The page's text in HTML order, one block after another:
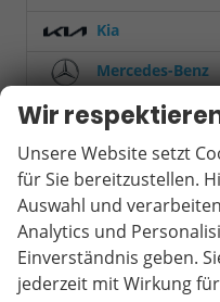
Kia
Mercedes-Benz
MINI
Mitsubishi
Nissan
Opel
Peugeot
Wir
Unsere Website setzt
für Sie bereitzustellen.
Auswahl und
Analytics und
Einverständnis geben.
jederzeit mit Wirkung